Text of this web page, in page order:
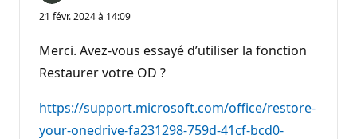
21 févr. 2024 à 14:09
Merci. Avez-vous essayé d’utiliser la fonction
Restaurer votre OD ?
https://support.microsoft.com/office/restore-
your-onedrive-fa231298-759d-41cf-bcd0-